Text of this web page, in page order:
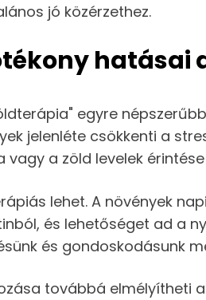
jó közérzethez.
hatásai
egyre
jelenléte csökkenti a
a zöld levelek
lehet. A növények
és lehetőséget ad a
és gondoskodásunk
továbbá elmélyítheti